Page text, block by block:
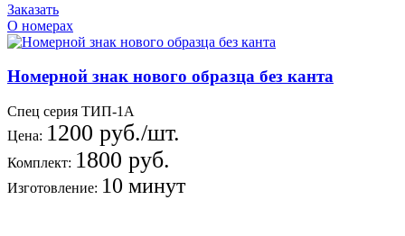
Заказать
О номерах
Номерной знак нового образца без канта
Спец серия ТИП-1А
Цена: 1200 руб./шт.
Комплект: 1800 руб.
Изготовление: 10 минут